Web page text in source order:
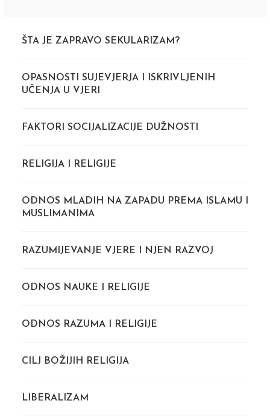
ŠTA JE ZAPRAVO SEKULARIZAM?
OPASNOSTI SUJEVJERJA I ISKRIVLJENIH
UČENJA U VJERI
FAKTORI SOCIJALIZACIJE DUŽNOSTI
RELIGIJA I RELIGIJE
ODNOS MLADIH NA ZAPADU PREMA ISLAMU I
MUSLIMANIMA
RAZUMIJEVANJE VJERE I NJEN RAZVOJ
ODNOS NAUKE I RELIGIJE
ODNOS RAZUMA I RELIGIJE
CILJ BOŽIJIH RELIGIJA
LIBERALIZAM